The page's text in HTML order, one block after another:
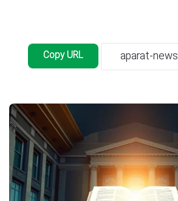
Copy URL